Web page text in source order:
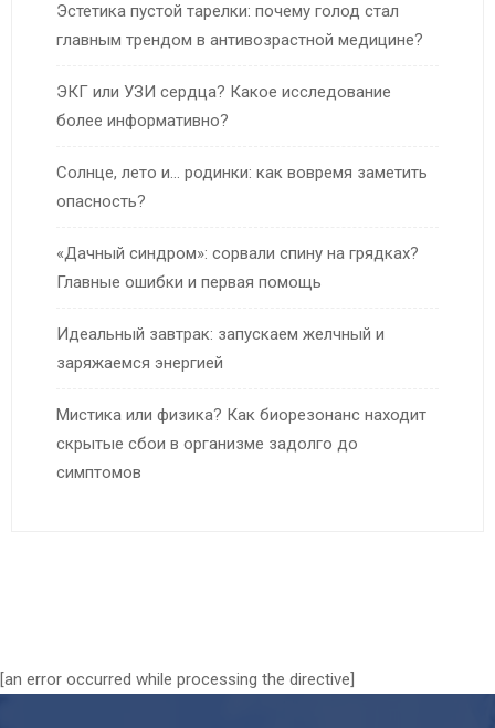
Эстетика пустой тарелки: почему голод стал
главным трендом в антивозрастной медицине?
ЭКГ или УЗИ сердца? Какое исследование
более информативно?
Солнце, лето и… родинки: как вовремя заметить
опасность?
«Дачный синдром»: сорвали спину на грядках?
Главные ошибки и первая помощь
Идеальный завтрак: запускаем желчный и
заряжаемся энергией
Мистика или физика? Как биорезонанс находит
скрытые сбои в организме задолго до
симптомов
[an error occurred while processing the directive]